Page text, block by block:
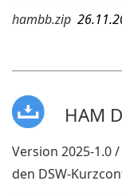
hambb.zip
HAM
Version 2025-1.0
den DSW-